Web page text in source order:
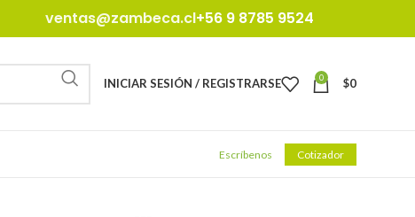
ventas@zambeca.cl+56 9 8785 9524
INICIAR SESIÓN / REGISTRARSE 0 $0
Escríbenos Cotizador